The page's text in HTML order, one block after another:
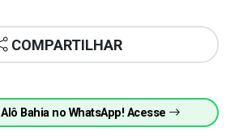
COMPARTILHAR
Bahia no WhatsApp! Acesse